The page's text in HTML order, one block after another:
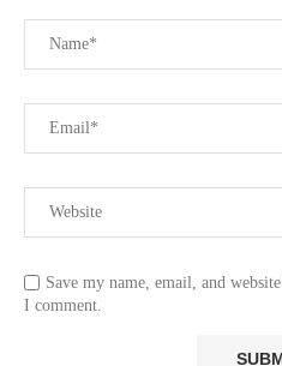
Save my name, email, and
I comment.